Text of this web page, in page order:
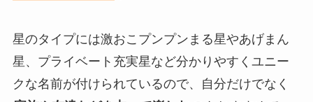
星のタイプには激おこプンプンまる星やあげまん
星、プライベート充実星など分かりやすくユニー
クな名前が付けられているので、自分だけでなく